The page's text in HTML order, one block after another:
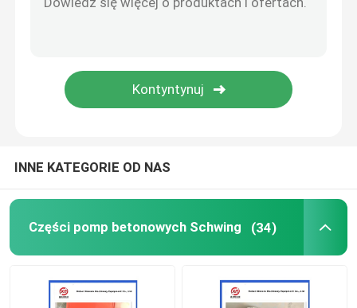
Zestaw do tworzenia betonu
Akcesoria do pomp betonowych
INNE KATEGORIE OD NAS
Części pomp betonowych Schwing (34)